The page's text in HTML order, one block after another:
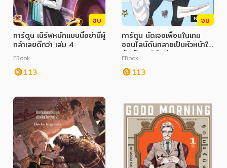
จบ
การ์ตูน เนิร์ฟหนักแบบนี้อย่ามีผู้
กล้าเลยดีกว่า เล่ม 4
EBook
113
จบ
การ์ตูน นัดเจอเพื่อนในเกม
ออนไลน์ดันกลายเป็นหัวหน้าใจ
ยักษ์ไปซะได้ เล่ม 3
EBook
113